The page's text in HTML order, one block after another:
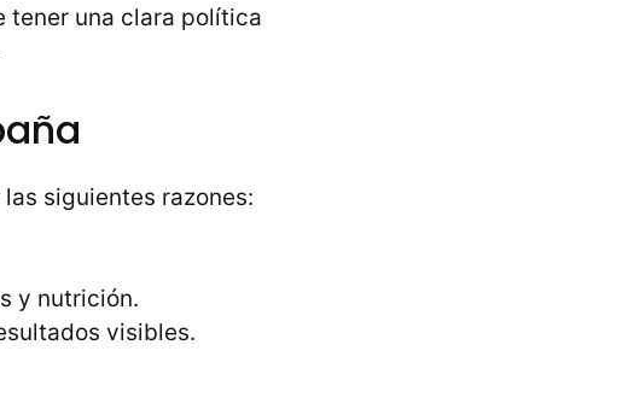
tener una clara política
siguientes razones:
y nutrición.
visibles.